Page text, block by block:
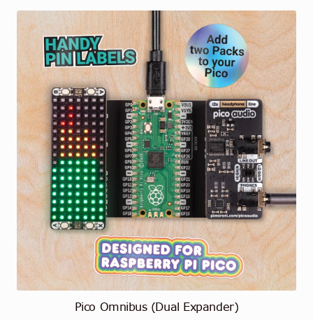
Pico Omnibus (Dual Expander)